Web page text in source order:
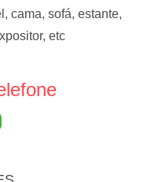
cama, sofá, estante,
etc